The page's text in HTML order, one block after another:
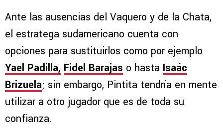
Ante las ausencias del Vaquero y de la Chata,
el estratega sudamericano cuenta con
opciones para sustituirlos como por ejemplo
Yael Padilla, Fidel Barajas o hasta Isaác
Brizuela; sin embargo, Pintita tendría en mente
utilizar a otro jugador que es de toda su
confianza.